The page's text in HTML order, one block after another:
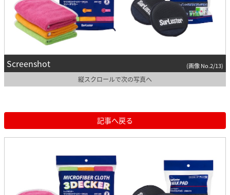
Screenshot (画像 No.2/13)
縦スクロールで次の写真へ
記事へ戻る